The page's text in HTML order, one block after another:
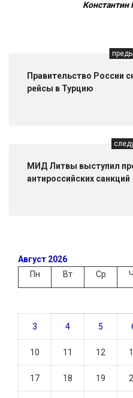
Константин
Правительство России
рейсы в Турцию
МИД Литвы выступил
антироссийских санкций
Август 2026
Пн
Вт Ср
3 4 5
10 11 12
17 18 19